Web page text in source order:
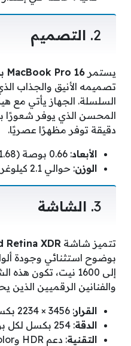
2. التصميم
يستمر MacBook Pro 16 بوصة 2024
تصميمه الأنيق والجذاب
السلسلة. الجهاز يأتي مع
المحسن الذي يوفر شعورًا
دقيقة توفر مظهرًا عصريًا.
الأبعاد: 0.66 بوصة (1.68 سم) سمك.
الوزن: حوالي 2.1 كيلوغرام.
3. الشاشة
تتميز شاشة Retina XDR
بوضوح استثنائي وجودة
إلى 1600 نيت، تكون
والفنانين الرقميين الذين
القرار: 3456 × 2234 بكسل.
الدقة: 254 بكسل لكل بوصة.
التقنية: دعم HDR وP3 Wide Color.